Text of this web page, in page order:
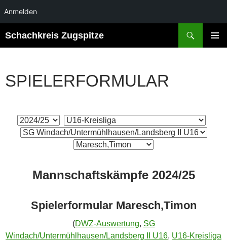
Anmelden
Schachkreis Zugspitze
SPIELERFORMULAR
Mannschaftskämpfe 2024/25
Spielerformular Maresch,Timon
(DWZ-Auswertung, SG
Windach/Untermühlhausen/Landsberg II U16, U16-Kreisliga